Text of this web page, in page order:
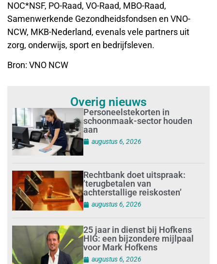
NOC*NSF, PO-Raad, VO-Raad, MBO-Raad,
Samenwerkende Gezondheidsfondsen en VNO-
NCW, MKB-Nederland, evenals vele partners uit
zorg, onderwijs, sport en bedrijfsleven.
Bron: VNO NCW
Overig nieuws
Personeelstekorten in
schoonmaak-sector houden
aan
augustus 6, 2026
Rechtbank doet uitspraak:
’terugbetalen van
achterstallige reiskosten’
augustus 6, 2026
25 jaar in dienst bij Hofkens
HIG: een bijzondere mijlpaal
voor Mark Hofkens
augustus 6, 2026